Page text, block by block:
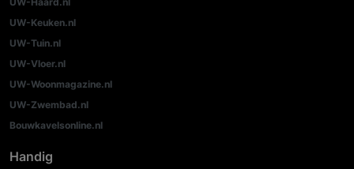
UW-Keuken.nl
UW-Tuin.nl
UW-Vloer.nl
UW-Woonmagazine.nl
UW-Zwembad.nl
Bouwkavelsonline.nl
Handig